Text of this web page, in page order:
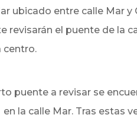
ubicado entre calle Mar
revisarán el puente de la
centro.
puente a revisar se
la calle Mar. Tras estas